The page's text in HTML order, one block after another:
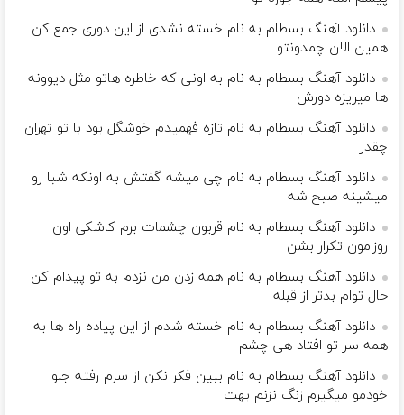
دانلود آهنگ بسطام به نام خسته نشدی از این دوری جمع کن
همین الان چمدونتو
دانلود آهنگ بسطام به نام به اونی که خاطره هاتو مثل دیوونه
ها میریزه دورش
دانلود آهنگ بسطام به نام تازه فهمیدم خوشگل بود با تو تهران
چقدر
دانلود آهنگ بسطام به نام چی میشه گفتش به اونکه شبا رو
میشینه صبح شه
دانلود آهنگ بسطام به نام قربون چشمات برم کاشکی اون
روزامون تکرار بشن
دانلود آهنگ بسطام به نام همه زدن من نزدم به تو پیدام کن
حال توام بدتر از قبله
دانلود آهنگ بسطام به نام خسته شدم از این پیاده راه ها به
همه سر تو افتاد هی چشم
دانلود آهنگ بسطام به نام ببین فکر نکن از سرم رفته جلو
خودمو میگیرم زنگ نزنم بهت